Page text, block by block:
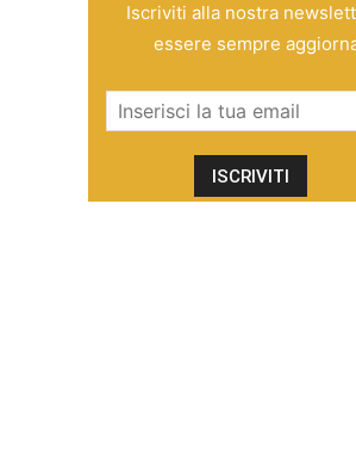
Iscriviti alla nostra
essere sempre